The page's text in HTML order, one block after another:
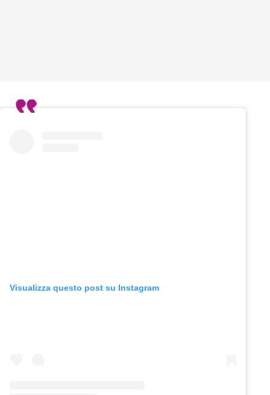
Visualizza questo post su Instagram